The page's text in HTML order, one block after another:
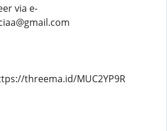
via e-
threema.id/MUC2YP9R